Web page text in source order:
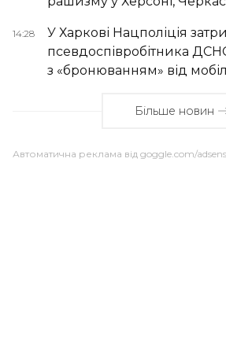
14:28
У Харкові Нацполіція
псевдоспівробітника
з «бронюванням» від
Більше новин
Автоматична реклама від goggle.com/